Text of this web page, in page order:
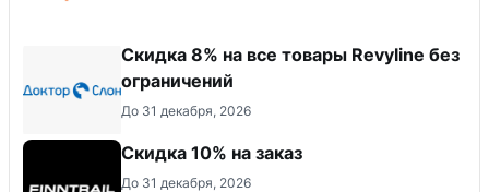
​Скидка 8% на все товары Revyline без
ограничений
До 31 декабря, 2026
Скидка 10% на заказ
До 31 декабря, 2026